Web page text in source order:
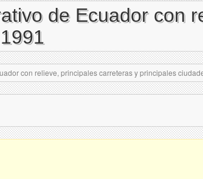
de Ecuador con
con relieve, principales carreteras y principales